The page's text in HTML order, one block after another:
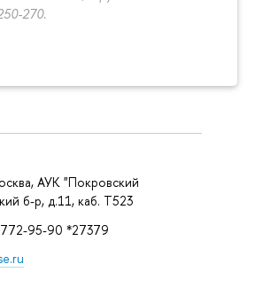
270.
АУК "Покровский
б-р, д.11, каб. Т523
95-90 *27379